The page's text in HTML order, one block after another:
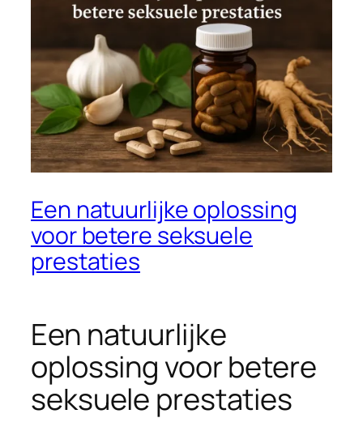
Een natuurlijke oplossing
voor betere seksuele
prestaties
Een natuurlijke
oplossing voor betere
seksuele prestaties